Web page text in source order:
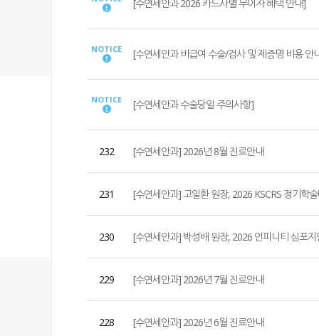
[수연세안과 2026 카드사별 무이자 혜택 안내]
NOTICE [수연세안과 비급여 수술/검사 및 제증명 비용 안
NOTICE [수연세안과 수술당일 주의사항]
232 [수연세안과] 2026년 8월 진료안내
231 [수연세안과] 고일환 원장, 2026 KSCRS 정기학
230 [수연세안과] 박성배 원장, 2026 인피니티 심포지
229 [수연세안과] 2026년 7월 진료안내
228 [수연세안과] 2026년 6월 진료안내